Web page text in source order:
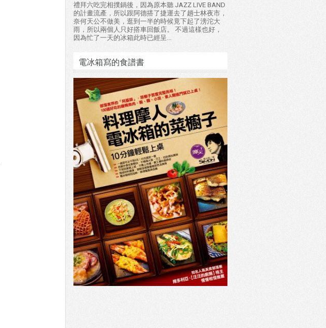
禮拜六吃完相撲鍋後，因為原本聽 JAZZ LIVE BAND
的計畫流產，所以跟阿德搭了捷運去了趟士林夜市，
奈何天公不做美，逛到一半的時候竟下起了滂沱大
雨，所以兩個人只好搭車回飯店。 不過這樣也好，
因為忙了一天的冰箱此時已經呈...
電冰箱寫的食譜書